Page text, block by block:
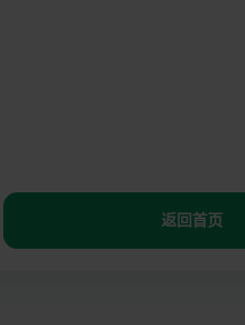
返回首页